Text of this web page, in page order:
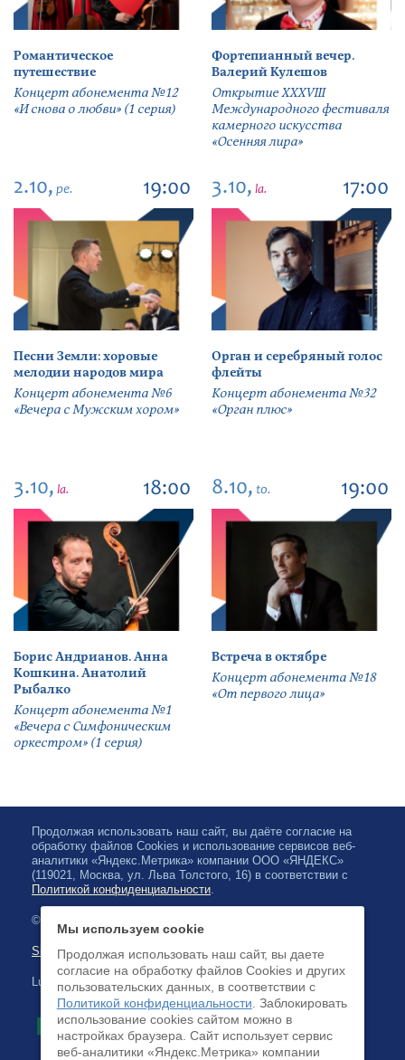
Романтическое
путешествие
Концерт абонемента №12
«И снова о любви» (1 серия)
Фортепианный вечер.
Валерий Кулешов
Открытие ХХХVIII
Международного фестиваля
камерного искусства
«Осенняя лира»
2.10, pe. 19:00
Песни Земли: хоровые
мелодии народов мира
Концерт абонемента №6
«Вечера с Мужским хором»
3.10, la. 17:00
Орган и серебряный голос
флейты
Концерт абонемента №32
«Орган плюс»
3.10, la. 18:00
Борис Андрианов. Анна
Кошкина. Анатолий
Рыбалко
Концерт абонемента №1
«Вечера с Симфоническим
оркестром» (1 серия)
8.10, to. 19:00
Встреча в октябре
Концерт абонемента №18
«От первого лица»
Продолжая использовать наш сайт, вы даёте согласие на
обработку файлов Cookies и использование сервисов веб-
аналитики «Яндекс.Метрика» компании ООО «ЯНДЕКС»
(119021, Москва, ул. Льва Толстого, 16) в соответствии с
Политикой конфиденциальности.
© 2026, Karjalan valtionfilharmonia
Sivuston kartta
Luottokortilla maksaminen on saatavilla
Мы используем cookie
Продолжая использовать наш сайт, вы даете
согласие на обработку файлов Cookies и других
пользовательских данных, в соответствии с
Политикой конфиденциальности . Заблокировать
использование cookies сайтом можно в
настройках браузера. Cайт использует сервис
веб-аналитики «Яндекс.Метрика» компании